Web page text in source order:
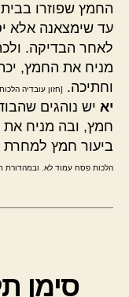
החמץ שפוזרו
עד שימצאנה אלא
לאחר הבדיקה.
מניח את החמץ,
וחתיכה.
[חזון עובדיה
יא יש נוהגים
חמץ, ובה מניח את
ביעור חמץ
הלכות פסח עמוד לא. ובמהדורת
סימן